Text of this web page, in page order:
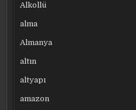
Alkollü
alma
Almanya
altın
altyapı
amazon